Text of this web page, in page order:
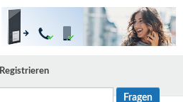
Registrieren